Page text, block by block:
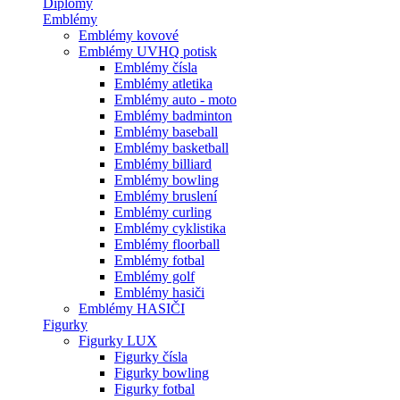
Diplomy
Emblémy
Emblémy kovové
Emblémy UVHQ potisk
Emblémy čísla
Emblémy atletika
Emblémy auto - moto
Emblémy badminton
Emblémy baseball
Emblémy basketball
Emblémy billiard
Emblémy bowling
Emblémy bruslení
Emblémy curling
Emblémy cyklistika
Emblémy floorball
Emblémy fotbal
Emblémy golf
Emblémy hasiči
Emblémy HASIČI
Figurky
Figurky LUX
Figurky čísla
Figurky bowling
Figurky fotbal